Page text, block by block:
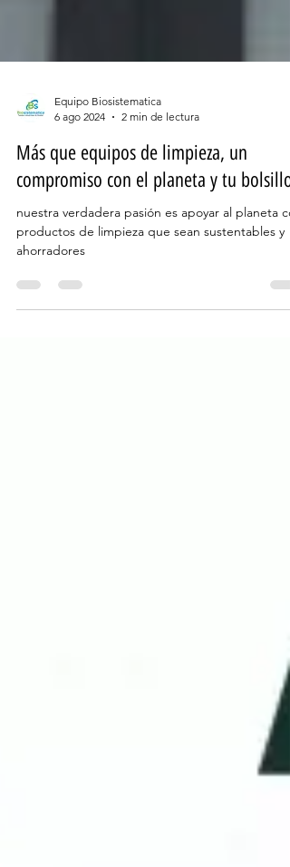
Equipo Biosistematica
6 ago 2024
2 min de lectura
Más que equipos de limpieza, un
compromiso con el planeta y tu bolsillo
productos de limpieza que sean sustentables y
ahorradores